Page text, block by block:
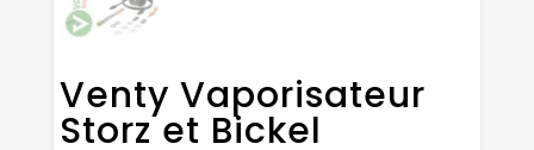
Venty Vaporisateur
Storz et Bickel